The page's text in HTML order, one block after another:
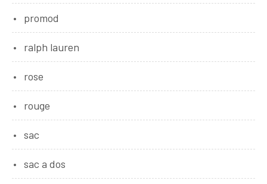
promod
ralph lauren
rose
rouge
sac
sac a dos